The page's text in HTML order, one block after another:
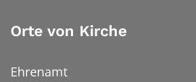
Orte von Kirche
Ehrenamt